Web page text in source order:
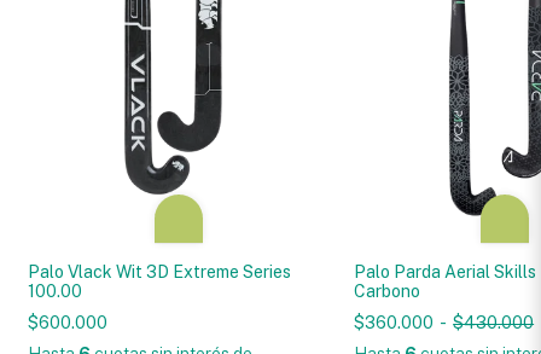
Palo Vlack Wit 3D Extreme Series
100.00
$600.000
Palo Parda Aerial
Carbono
$360.000 - $430.000